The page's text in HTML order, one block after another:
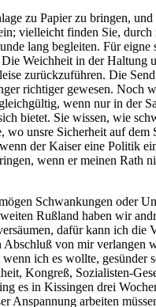
zu Papier zu bringen,
vielleicht finden Sie, durch
lang begleiten. Für
Weichheit in der Haltung
zurückzuführen. Die
richtiger gewesen. Noch
wenn nur in der
bietet. Sie wissen, wie
wo unsre Sicherheit auf
der Kaiser eine Politik
wenn er meinen Rath
Schwankungen oder
Rußland haben wir
dafür kann ich die
von mir verlangen
ich es wollte, gesünder
Kongreß, Sozialisten-
es in Kissingen drei
Anspannung arbeiten